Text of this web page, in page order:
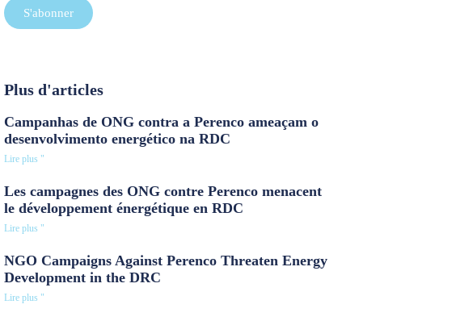
S'abonner
Plus d'articles
Campanhas de ONG contra a Perenco ameaçam o
desenvolvimento energético na RDC
Lire plus "
Les campagnes des ONG contre Perenco menacent
le développement énergétique en RDC
Lire plus "
NGO Campaigns Against Perenco Threaten Energy
Development in the DRC
Lire plus "